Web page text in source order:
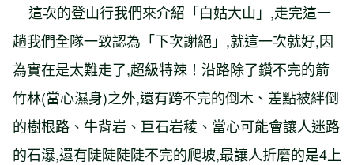
這次的登山行我們來介紹「白姑大山」,走完這一
趟我們全隊一致認為「下次謝絕」,就這一次就好,因
為實在是太難走了,超級特辣！沿路除了鑽不完的箭
竹林(當心濕身)之外,還有跨不完的倒木、差點被絆倒
的樹根路、牛背岩、巨石岩稜、當心可能會讓人迷路
的石瀑,還有陡陡陡陡不完的爬坡,最讓人折磨的是4上